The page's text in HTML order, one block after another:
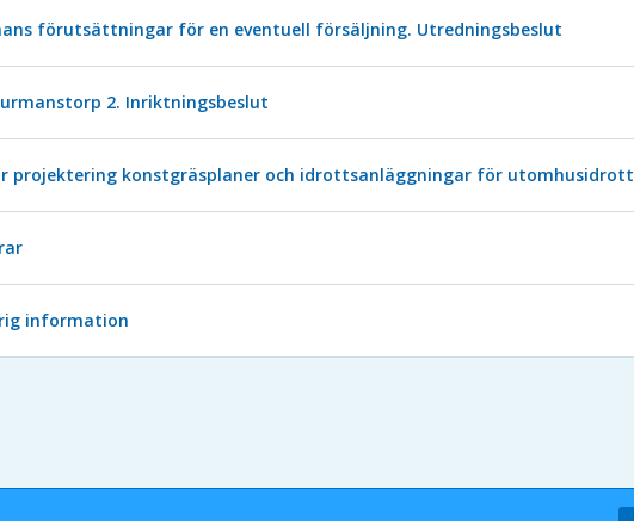
förutsättningar för en eventuell försäljning. Utredningsbeslut
2. Inriktningsbeslut
projektering konstgräsplaner och idrottsanläggningar för utomhusidrott
information